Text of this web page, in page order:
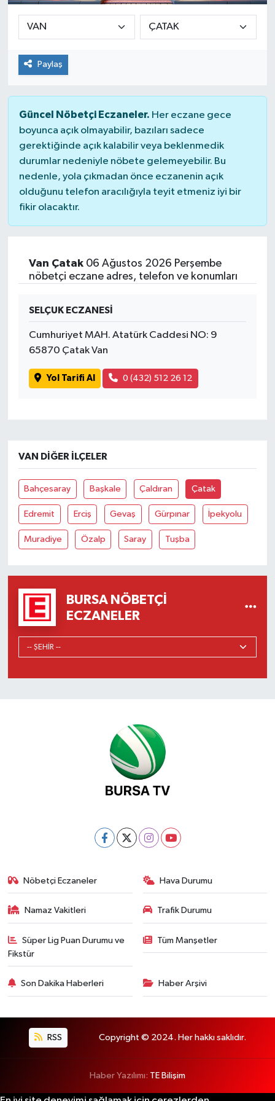
Paylaş
Güncel Nöbetçi Eczaneler. Her eczane gece
boyunca açık olmayabilir, bazıları sadece
gerektiğinde açık kalabilir veya beklenmedik
durumlar nedeniyle nöbete gelemeyebilir. Bu
nedenle, yola çıkmadan önce eczanenin açık
olduğunu telefon aracılığıyla teyit etmeniz iyi bir
fikir olacaktır.
Van Çatak06 Ağustos 2026 Perşembe
nöbetçi eczane adres, telefon ve konumları
SELÇUK ECZANESİ
Cumhuriyet MAH. Atatürk Caddesi NO: 9
65870 Çatak Van
Yol Tarifi Al 0 (432) 512 26 12
VAN DIĞER İLÇELER
Bahçesaray Başkale Çaldıran Çatak
Edremit Erciş Gevaş Gürpınar İpekyolu
Muradiye Özalp Saray Tuşba
BURSA NÖBETÇI
ECZANELER
Nöbetçi Eczaneler Hava Durumu
Namaz Vakitleri Trafik Durumu
Süper Lig Puan Durumu ve
Fikstür
Tüm Manşetler
Son Dakika Haberleri Haber Arşivi
RSS Copyright © 2024. Her hakkı saklıdır.
Haber Yazılımı: TE Bilişim
Sağlık
Siyaset
Teknoloji
Türkiye